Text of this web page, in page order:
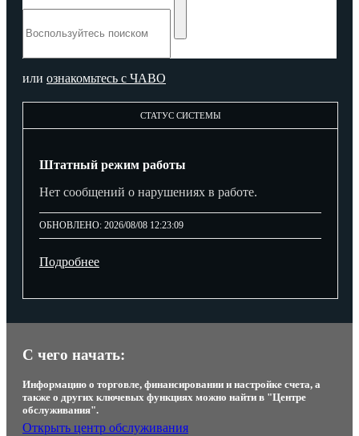
или ознакомьтесь с ЧАВО
СТАТУС СИСТЕМЫ
Штатный режим работы
Нет сообщений о нарушениях в работе.
ОБНОВЛЕНО: 2026/08/08 12:23:09
Подробнее
С чего начать:
Информацию о торговле, финансировании и настройке счета, а
также о других ключевых функциях можно найти в "Центре
обслуживания".
Открыть центр обслуживания